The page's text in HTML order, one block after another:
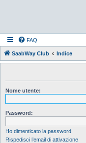
FAQ
SaabWay Club Indice
Nome utente:
Password:
Ho dimenticato la password
Rispedisci l’email di attivazione